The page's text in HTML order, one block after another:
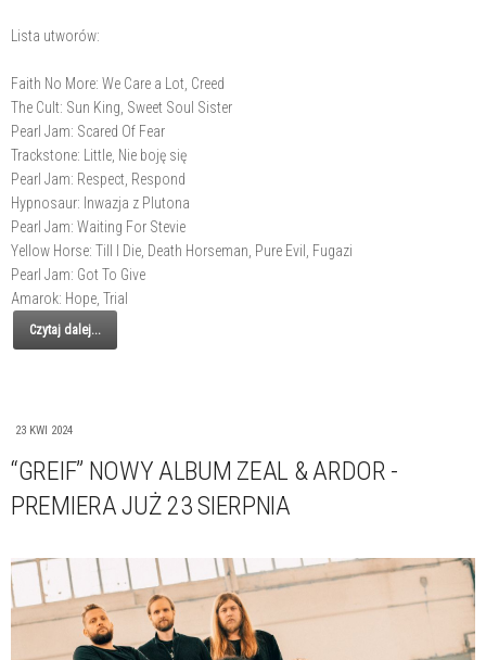
Lista utworów:
Faith No More: We Care a Lot, Creed
The Cult: Sun King, Sweet Soul Sister
Pearl Jam: Scared Of Fear
Trackstone: Little, Nie boję się
Pearl Jam: Respect, Respond
Hypnosaur: Inwazja z Plutona
Pearl Jam: Waiting For Stevie
Yellow Horse: Till I Die, Death Horseman, Pure Evil, Fugazi
Pearl Jam: Got To Give
Amarok: Hope, Trial
Czytaj dalej...
23 KWI 2024
“GREIF” NOWY ALBUM ZEAL & ARDOR -
PREMIERA JUŻ 23 SIERPNIA